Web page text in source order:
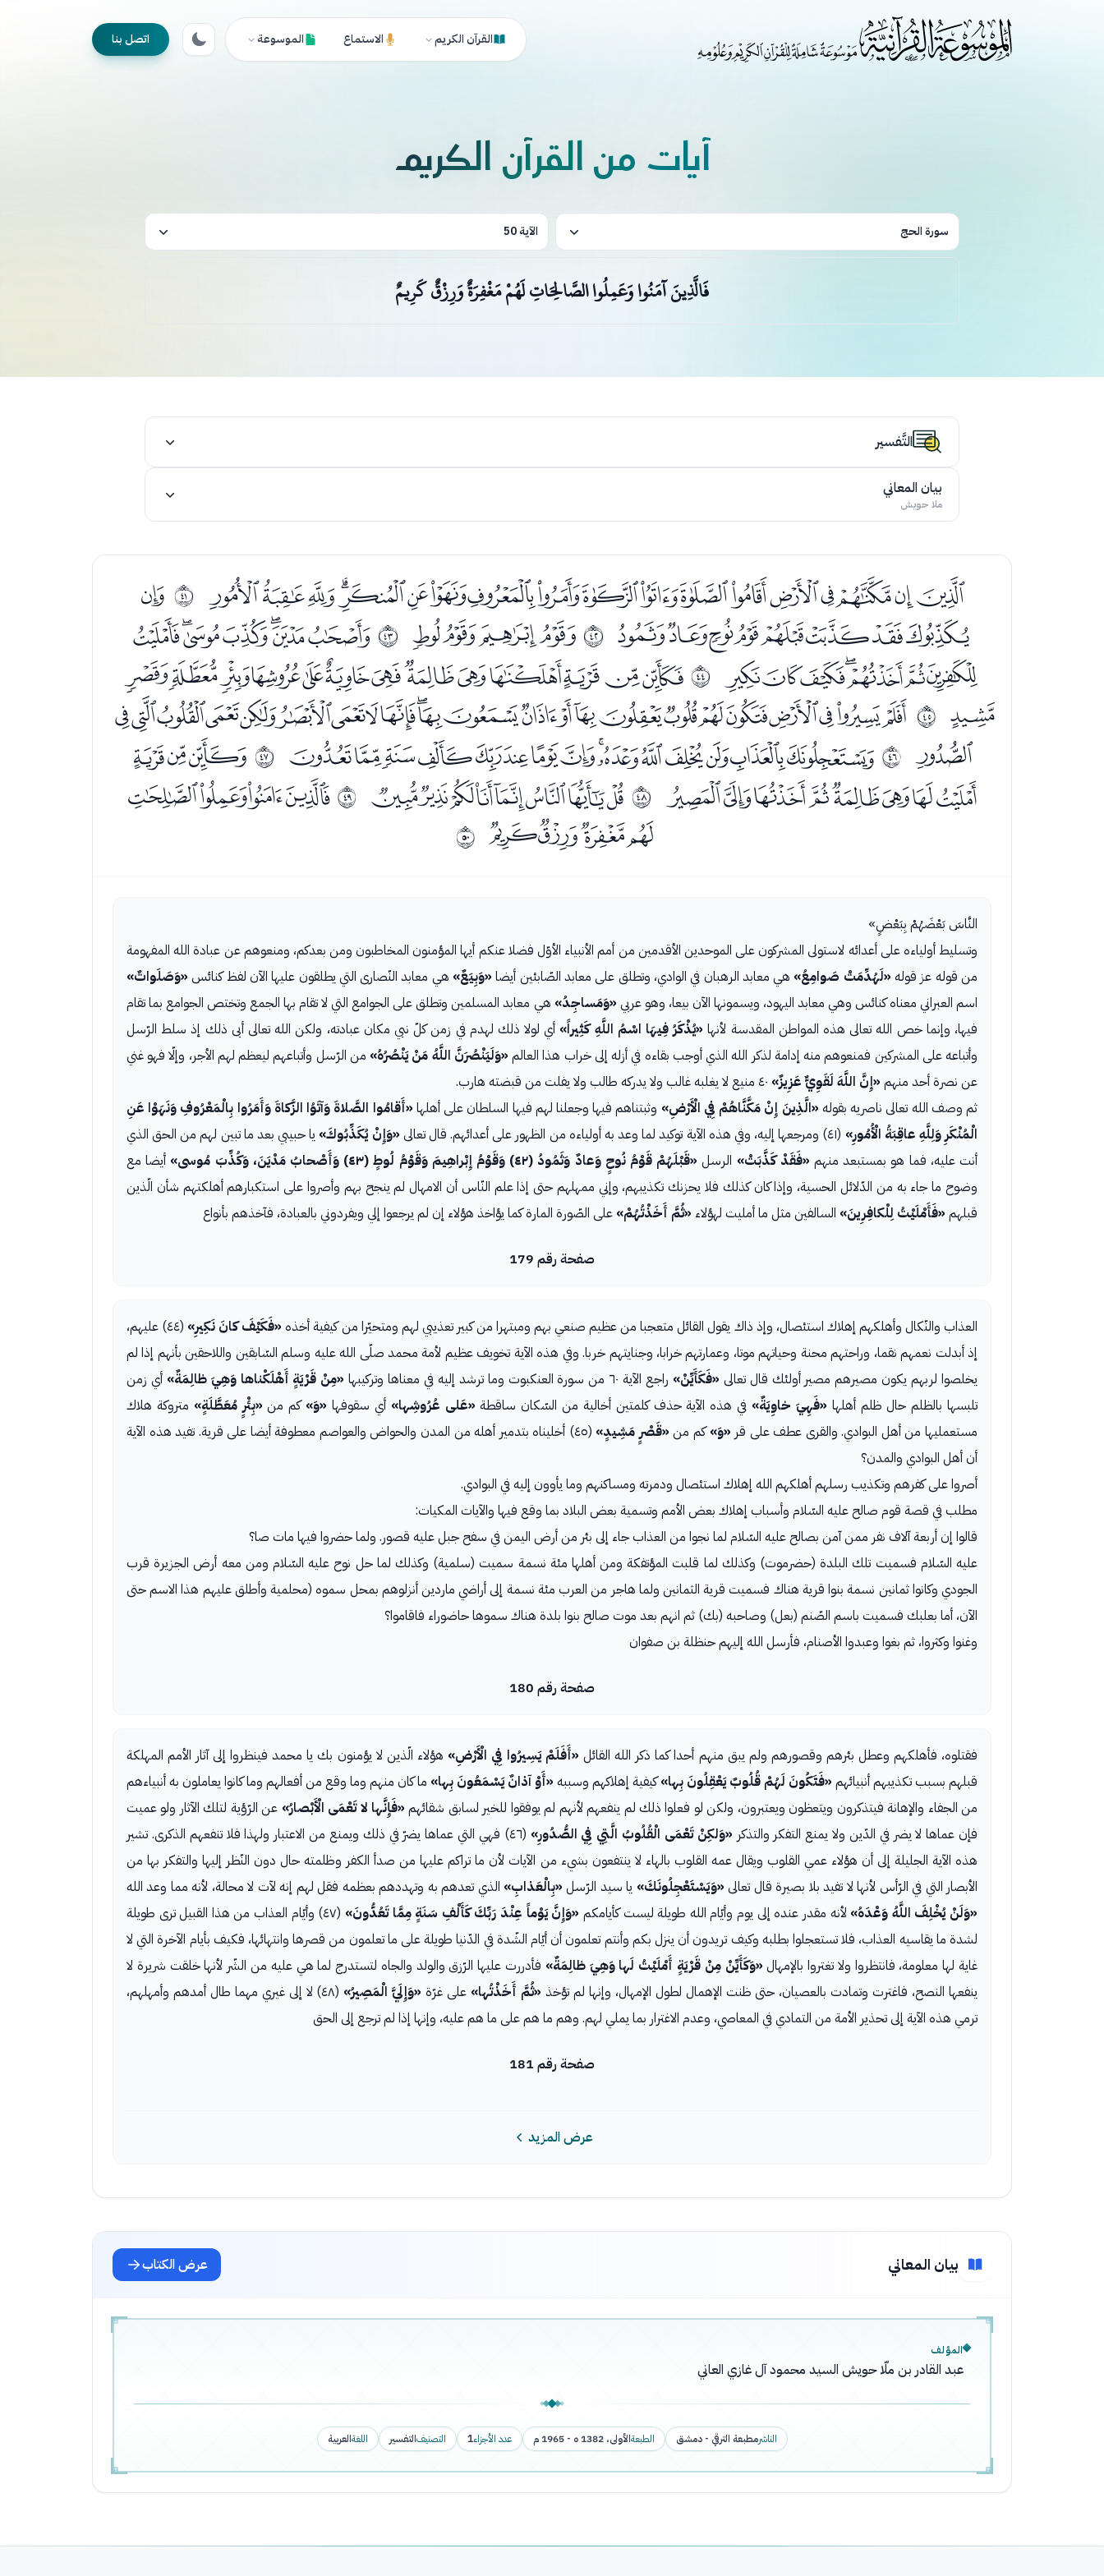
القرآن الكريم الاستماع الموسوعة اتصل بنا
آيات من القرآن الكريم
سورة الحج الآية 50
فَالَّذِينَ آمَنُوا وَعَمِلُوا الصَّالِحَاتِ لَهُمْ مَغْفِرَةٌ وَرِزْقٌ كَرِيمٌ
التَّفسير
بيان المعاني
ملا حويش
ﮄﮅﮆﮇﮈﮉﮊﮋﮌﮍﮎﮏﮐﮑﮒﮓﮔﮕ ﰨ ﮗ
ﮘﮙﮚﮛﮜﮝﮞﮟ ﰩﮡﮢﮣﮤ ﰪﮦﮧﮨﮩﮪﮫﮬ
ﮭﮮﮯﮰﮱﯓﯔ ﰫﯖﯗﯘﯙﯚﯛﯜﯝﯞﯟﯠﯡﯢ
ﯣ ﰬ ﯥﯦﯧﯨﯩﯪﯫﯬﯭﯮﯯﯰﯱﯲﯳﯴﯵﯶﯷﯸﯹﯺﯻ
ﯼ ﰭﭑﭒﭓﭔﭕﭖﭗﭘﭙﭚﭛﭜﭝﭞﭟ ﰮ ﭡﭢﭣ
ﭤﭥﭦﭧﭨﭩﭪﭫ ﰯ ﭭﭮﭯﭰﭱﭲﭳﭴ ﰰﭶﭷﭸﭹ
ﭺﭻﭼﭽ ﰱ
النَّاسَ بَعْضَهُمْ بِبَعْضٍ»
وتسليط أولياءه على أعدائه لاستولى المشركون على الموحدين الأقدمين من أمم الأنبياء الأوّل فضلا عنكم أيها المؤمنون المخاطبون ومن بعدكم، ومنعوهم عن عبادة الله المفهومة
من قوله عز قوله «لَهُدِّمَتْ صَوامِعُ» هي معابد الرهبان في الوادي، وتطلق على معابد الصّابئين أيضا «وَبِيَعٌ» هي معابد النّصارى التي يطلقون عليها الآن لفظ كنائس «وَصَلَواتٌ»
اسم العبراني معناه كنائس وهي معابد اليهود، ويسمونها الآن بيعا، وهو عربي «وَمَساجِدُ» هي معابد المسلمين وتطلق على الجوامع التي لا تقام بها الجمع وتختص الجوامع بما تقام
فيها، وإنما خص الله تعالى هذه المواطن المقدسة لأنها «يُذْكَرُ فِيهَا اسْمُ اللَّهِ كَثِيراً» أي لولا ذلك لهدم في زمن كلّ نبي مكان عبادته، ولكن الله تعالى أبى ذلك إذ سلط الرّسل
وأتباعه على المشركين فمنعوهم منه إدامة لذكر الله الذي أوجب بقاءه في أزله إلى خراب هذا العالم «وَلَيَنْصُرَنَّ اللَّهُ مَنْ يَنْصُرُهُ» من الرّسل وأتباعهم ليعظم لهم الأجر، وإلّا فهو غني
عن نصرة أحد منهم «إِنَّ اللَّهَ لَقَوِيٌّ عَزِيزٌ»
ثم وصف الله تعالى ناصريه بقوله «الَّذِينَ إِنْ مَكَّنَّاهُمْ فِي الْأَرْضِ» وثبتناهم فيها وجعلنا لهم فيها السلطان على أهلها «أَقامُوا الصَّلاةَ وَآتَوُا الزَّكاةَ وَأَمَرُوا بِالْمَعْرُوفِ وَنَهَوْا عَنِ
الْمُنْكَرِ وَلِلَّهِ عاقِبَةُ الْأُمُورِ» (٤١) ومرجعها إليه، وفي هذه الآية توكيد لما وعد به أولياءه من الظهور على أعدائهم. قال تعالى «وَإِنْ يُكَذِّبُوكَ» يا حبيبي بعد ما تبين لهم من الحق الذي
أنت عليه، فما هو بمستبعد منهم «فَقَدْ كَذَّبَتْ» الرسل «قَبْلَهُمْ قَوْمُ نُوحٍ وَعادٌ وَثَمُودُ (٤٢) وَقَوْمُ إِبْراهِيمَ وَقَوْمُ لُوطٍ (٤٣) وَأَصْحابُ مَدْيَنَ، وَكُذِّبَ مُوسى»
أيضا مع
وضوح ما جاء به من الدّلائل الحسية، وإذا كان كذلك فلا يحزنك تكذيبهم، وإني ممهلهم حتى إذا علم النّاس أن الامهال لم ينجح بهم وأصروا على استكبارهم أهلكتهم شأن الّذين
قبلهم «فَأَمْلَيْتُ لِلْكافِرِينَ» السالفين مثل ما أمليت لهؤلاء «ثُمَّ أَخَذْتُهُمْ» على الصّورة المارة كما يؤاخذ هؤلاء إن لم يرجعوا إلي ويفردوني بالعبادة، فآخذهم بأنواع
صفحة رقم 179
العذاب والنّكال وأهلكهم إهلاك استئصال، وإذ ذاك يقول القائل متعجبا من عظيم صنعي بهم ومبتهرا من كبير تعذيبي لهم ومتحيّرا من كيفية أخذه «فَكَيْفَ كانَ نَكِيرِ»
(٤٤) عليهم،
إذ أبدلت نعمهم نقما، وراحتهم محنة وحياتهم موتا، وعمارتهم خرابا، وجنايتهم خربا. وفي هذه الآية تخويف عظيم لأمة محمد صلّى الله عليه وسلم السّابقين واللاحقين بأنهم إذا لم
يخلصوا لربهم يكون مصيرهم مصير أولئك قال تعالى «فَكَأَيِّنْ» راجع الآية ٦٠ من سورة العنكبوت وما ترشد إليه في معناها وتركيبها «مِنْ قَرْيَةٍ أَهْلَكْناها وَهِيَ ظالِمَةٌ» أي زمن
تلبسها بالظلم حال ظلم أهلها «فَهِيَ خاوِيَةٌ» في هذه الآية حذف كلمتين أخالية من السّكان ساقطة «عَلى عُرُوشِها» أي سقوفها «وَ» كم من «بِئْرٍ مُعَطَّلَةٍ» متروكة هلاك
مستعمليها من أهل البوادي. والقرى عطف على قر «وَ»كم من «قَصْرٍ مَشِيدٍ»
(٤٥) أخليناه بتدمير أهله من المدن والحواض والعواصم معطوفة أيضا على قرية. تفيد هذه الآية
أن أهل البوادي والمدن؟
أصروا على كفرهم وتكذيب رسلهم أهلكهم الله إهلاك استئصال ودمرته ومساكنهم وما يأوون إليه في البوادي.
مطلب في قصة قوم صالح عليه السّلام وأسباب إهلاك بعض الأمم وتسمية بعض البلاد بما وقع فيها والآيات المكيات:
قالوا إن أربعة آلاف نفر ممن آمن بصالح عليه السّلام لما نجوا من العذاب جاء إلى بئر من أرض اليمن في سفح جبل عليه قصور. ولما حضروا فيها مات صا؟
عليه السّلام فسميت تلك البلدة (حضرموت) وكذلك لما قلبت المؤتفكة ومن أهلها مئة نسمة سميت (سلمية) وكذلك لما حل نوح عليه السّلام ومن معه أرض الجزيرة قرب
الجودي وكانوا ثمانين نسمة بنوا قرية هناك فسميت قرية الثمانين ولما هاجر من العرب مئة نسمة إلى أراضي ماردين أنزلوهم بمحل سموه (محلمية وأطلق عليهم هذا الاسم حتى
الآن، أما بعلبك فسميت باسم الصّنم (بعل) وصاحبه (بك) ثم انهم بعد موت صالح بنوا بلدة هناك سموها حاضوراء فاقاموا؟
وغنوا وكثروا، ثم بغوا وعبدوا الأصنام، فأرسل الله إليهم حنظلة بن صفوان
صفحة رقم 180
فقتلوه، فأهلكهم وعطل بئرهم وقصورهم ولم يبق منهم أحدا كما ذكر الله القائل «أَفَلَمْ يَسِيرُوا فِي الْأَرْضِ» هؤلاء الّذين لا يؤمنون بك يا محمد فينظروا إلى آثار الأمم المهلكة
قبلهم بسبب تكذيبهم أنبيائهم «فَتَكُونَ لَهُمْ قُلُوبٌ يَعْقِلُونَ بِها»كيفية إهلاكهم وسببه «أَوْ آذانٌ يَسْمَعُونَ بِها» ما كان منهم وما وقع من أفعالهم وما كانوا يعاملون به أنبياءهم
من الجفاء والإهانة فيتذكرون ويتعظون ويعتبرون، ولكن لو فعلوا ذلك لم ينفعهم لأنهم لم يوفقوا للخير لسابق شقائهم «فَإِنَّها لا تَعْمَى الْأَبْصارُ» عن الرّؤية لتلك الآثار ولو عميت
فإن عماها لا يضر في الدّين ولا يمنع التفكر والتذكر «وَلكِنْ تَعْمَى الْقُلُوبُ الَّتِي فِي الصُّدُورِ»
(٤٦) فهي التي عماها يضرّ في ذلك ويمنع من الاعتبار ولهذا فلا تنفعهم الذكرى. تشير
هذه الآية الجليلة إلى أن هؤلاء عمي القلوب ويقال عمه القلوب بالهاء لا ينتفعون بشيء من الآيات لأن ما تراكم عليها من صدأ الكفر وظلمته حال دون النّظر إليها والتفكر بها من
الأبصار التي في الرّأس لأنها لا تفيد بلا بصيرة قال تعالى «وَيَسْتَعْجِلُونَكَ» يا سيد الرّسل «بِالْعَذابِ» الذي تعدهم به وتهددهم بعظمه فقل لهم إنه لآت لا محالة، لأنه مما وعد الله
«وَلَنْ يُخْلِفَ اللَّهُ وَعْدَهُ» لأنه مقدر عنده إلى يوم وأيّام الله طويلة ليست كأيامكم «وَإِنَّ يَوْماً عِنْدَ رَبِّكَ كَأَلْفِ سَنَةٍ مِمَّا تَعُدُّونَ»
(٤٧) وأيّام العذاب من هذا القبيل ترى طويلة
لشدة ما يقاسيه العذاب، فلا تستعجلوا بطلبه وكيف تريدون أن ينزل بكم وأنتم تعلمون أن أيّام الشّدة في الدّنيا طويلة على ما تعلمون من قصرها وانتهائها، فكيف بأيام الآخرة التي لا
غاية لها معلومة، فانتظروا ولا تغتروا بالإمهال «وَكَأَيِّنْ مِنْ قَرْيَةٍ أَمْلَيْتُ لَها وَهِيَ ظالِمَةٌ» فأدررت عليها الرّزق والولد والجاه لتستدرج لما هي عليه من الشّر لأنها خلقت شريرة لا
ينفعها النصح، فاغترت وتمادت بالعصيان، حتى ظنت الإهمال لطول الإمهال، وإنها لم تؤخذ «ثُمَّ أَخَذْتُها» على غرّة «وَإِلَيَّ الْمَصِيرُ»
(٤٨) لا إلى غيري مهما طال أمدهم وأمهلهم،
ترمي هذه الآية إلى تحذير الأمة من التمادي في المعاصي، وعدم الاغترار بما يملي لهم. وهم ما هم على ما هم عليه، وإنها إذا لم ترجع إلى الحق
صفحة رقم 181
عرض المزيد
بيان المعاني عرض الكتاب
المؤلف
عبد القادر بن ملّا حويش السيد محمود آل غازي العاني
الناشرمطبعة الترقي - دمشق الطبعةالأولى، 1382 ه - 1965 م عدد الأجزاء1 التصنيفالتفسير اللغةالعربية